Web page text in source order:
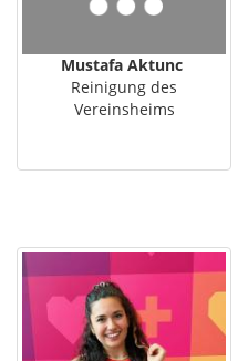
Mustafa Aktunc
Reinigung des
Vereinsheims